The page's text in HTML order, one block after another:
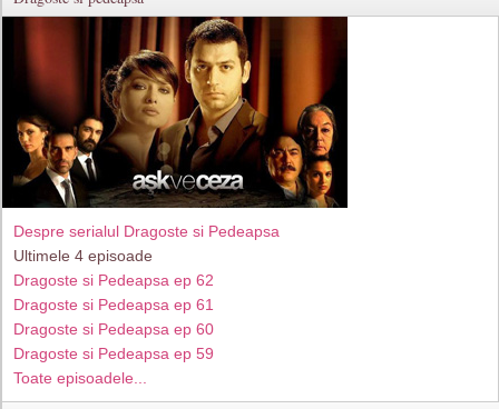
Despre serialul Dragoste si Pedeapsa
Ultimele 4 episoade
Dragoste si Pedeapsa ep 62
Dragoste si Pedeapsa ep 61
Dragoste si Pedeapsa ep 60
Dragoste si Pedeapsa ep 59
Toate episoadele...